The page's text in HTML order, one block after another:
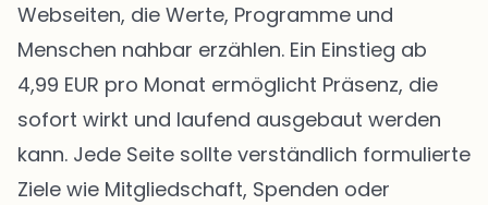
Webseiten, die Werte, Programme und
Menschen nahbar erzählen. Ein Einstieg ab
4,99 EUR pro Monat ermöglicht Präsenz, die
sofort wirkt und laufend ausgebaut werden
kann. Jede Seite sollte verständlich formulierte
Ziele wie Mitgliedschaft, Spenden oder